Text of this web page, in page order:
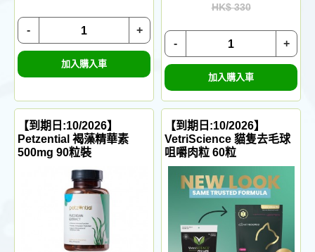
+
-
加入購入車
HK$ 330
+
-
加入購入車
【到期日:10/2026】
Petzential 褐藻精華素
500mg 90粒裝
【到期日:10/2026】
VetriScience 貓隻去毛球
咀嚼肉粒 60粒